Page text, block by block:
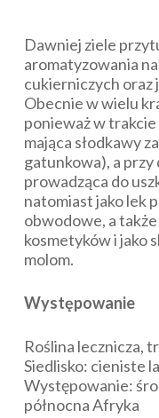
Dawniej ziele
aromatyzowania
cukierniczych oraz
Obecnie w wielu
ponieważ w trakcie
mająca słodkawy
gatunkowa), a przy
prowadząca do
natomiast jako lek
obwodowe, a
kosmetyków i jako
molom.
Występowanie
Roślina lecznicza,
Siedlisko: cieniste
Występowanie:
północna Afryka